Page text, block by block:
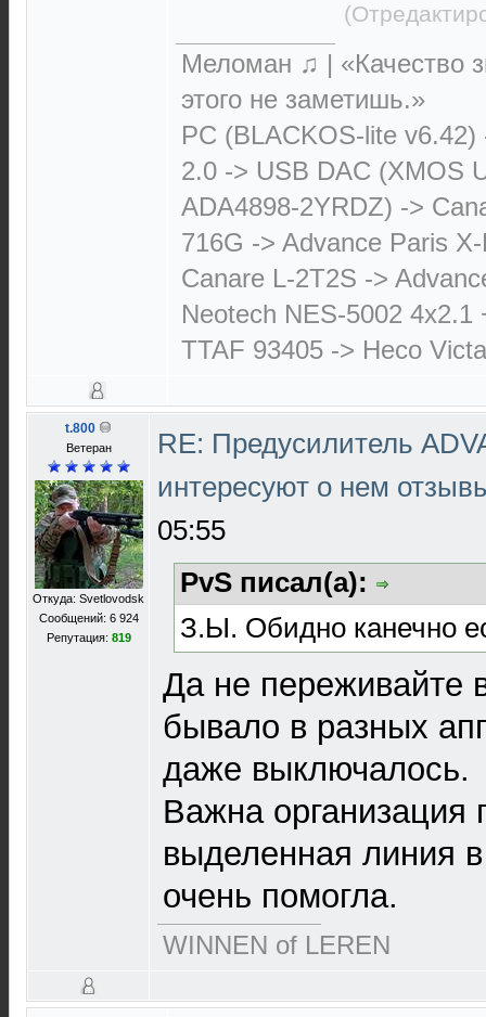
Меломан ♫ | «Качество
этого не заметишь.»
PC (BLACKOS-lite
2.0 -> USB DAC (XMOS
ADA4898-2YRDZ) ->
716G -> Advance Paris
Canare L-2T2S ->
Neotech NES-5002
TTAF 93405 -> Heco
t.800
Ветеран
Откуда: Svetlovodsk
Сообщений: 6 924
Репутация: 819
RE: Предусилитель
интересуют о нем
05:55
PvS писал(а):
З.Ы. Обидно канечно
Да не переживайте
бывало в разных
даже выключалось.
Важна организация
выделенная линия
очень помогла.
WINNEN of LEREN